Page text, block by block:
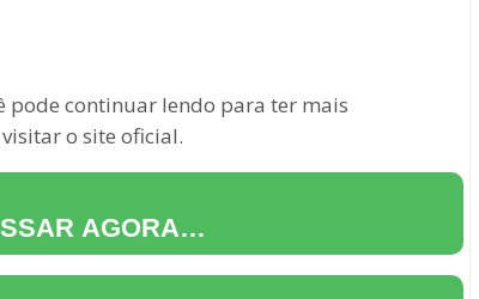
pode continuar lendo para ter mais
o site oficial.
AGORA…